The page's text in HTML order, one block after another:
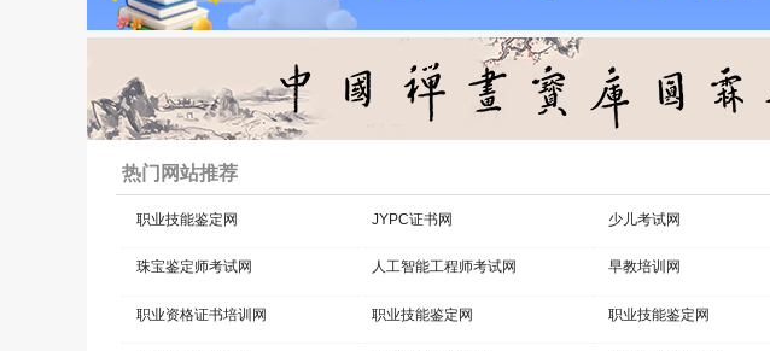
的法治追问与时代呐喊
2026-02-27 17:18:56 新闻动态
JYPC五十篇两会期间宣言：一家民营企业
的法治追问与时代呐喊
2026-02-27 17:18:56 新闻动态
JYPC重磅宣布：推行全国独家代理制，聚
2026-02-25 15:09:36
热门网站推荐
职业技能鉴定网 JYPC证书网 少儿考试网
珠宝鉴定师考试网 人工智能工程师考试网 早教培训网
职业资格证书培训网 职业技能鉴定网 职业技能鉴定网